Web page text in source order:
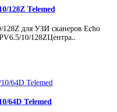
128Z Telemed
для УЗИ сканеров Echo
10/128ZЦентра..
64D Telemed